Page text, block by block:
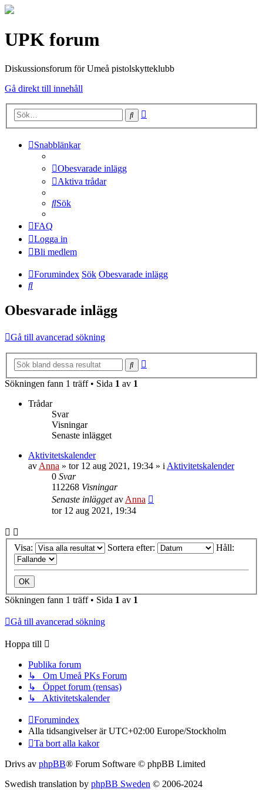
UPK forum
Diskussionsforum för Umeå pistolskytteklubb
Gå direkt till innehåll
Sök
Snabblänkar
Obesvarade inlägg
Aktiva trådar
Sök
FAQ
Logga in
Bli medlem
Forumindex Sök Obesvarade inlägg
Sök
Obesvarade inlägg
Gå till avancerad sökning
Sök
Sökningen fann 1 träff • Sida 1 av 1
Trådar
Svar
Visningar
Senaste inlägget
Aktivitetskalender
av Anna » tor 12 aug 2021, 19:34 » i Aktivitetskalender
0 Svar
112268 Visningar
Senaste inläggetav Anna
tor 12 aug 2021, 19:34
Visa: Sortera efter: Håll:
Sökningen fann 1 träff • Sida 1 av 1
Gå till avancerad sökning
Hoppa till
Publika forum
↳ Om Umeå PKs Forum
↳ Öppet forum (rensas)
↳ Aktivitetskalender
Forumindex
Alla tidsangivelser är UTC+02:00 Europe/Stockholm
Ta bort alla kakor
Drivs av phpBB® Forum Software © phpBB Limited
Swedish translation by phpBB Sweden © 2006-2024